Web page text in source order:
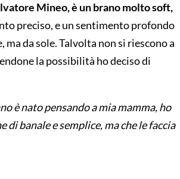
Mineo, è un brano molto soft,
preciso, e un sentimento profondo
da sole. Talvolta non si riescono a
la possibilità ho deciso di
è nato pensando a mia mamma, ho
di banale e semplice, ma che le faccia